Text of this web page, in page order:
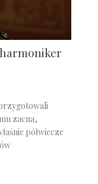
zacna,
półwiecze